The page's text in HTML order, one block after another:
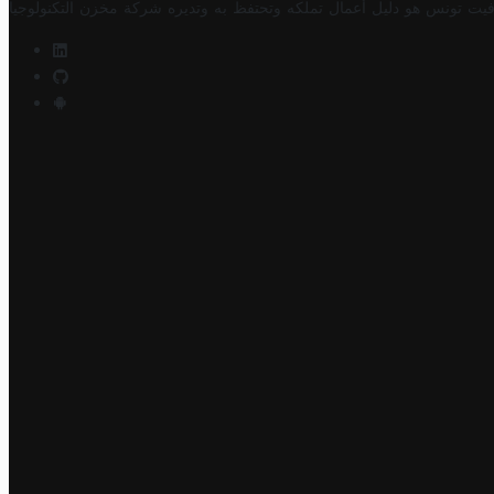
تونس هو دليل أعمال تملكه وتحتفظ به وتديره شركة مخزن التكنولوجيا